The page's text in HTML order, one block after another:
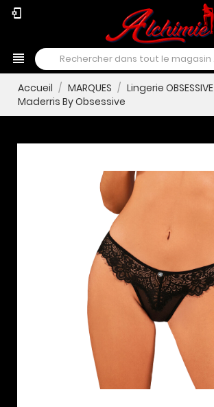
phonelink_setup
view_headline
Accueil MARQUES Lingerie OBSESSIVE
Maderris By Obsessive